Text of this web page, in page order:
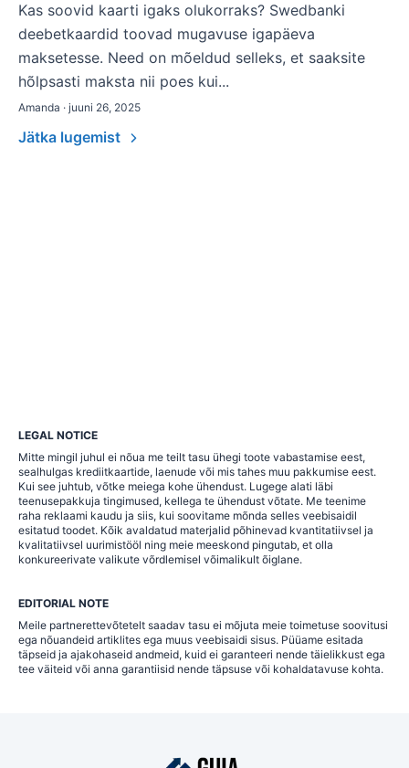
Kas soovid kaarti igaks olukorraks? Swedbanki
deebetkaardid toovad mugavuse igapäeva
maksetesse. Need on mõeldud selleks, et saaksite
hõlpsasti maksta nii poes kui...
Amanda · juuni 26, 2025
Jätka lugemist
LEGAL NOTICE
Mitte mingil juhul ei nõua me teilt tasu ühegi toote vabastamise eest,
sealhulgas krediitkaartide, laenude või mis tahes muu pakkumise eest.
Kui see juhtub, võtke meiega kohe ühendust. Lugege alati läbi
teenusepakkuja tingimused, kellega te ühendust võtate. Me teenime
raha reklaami kaudu ja siis, kui soovitame mõnda selles veebisaidil
esitatud toodet. Kõik avaldatud materjalid põhinevad kvantitatiivsel ja
kvalitatiivsel uurimistööl ning meie meeskond pingutab, et olla
konkureerivate valikute võrdlemisel võimalikult õiglane.
EDITORIAL NOTE
Meile partnerettevõtetelt saadav tasu ei mõjuta meie toimetuse soovitusi
ega nõuandeid artiklites ega muus veebisaidi sisus. Püüame esitada
täpseid ja ajakohaseid andmeid, kuid ei garanteeri nende täielikkust ega
tee väiteid või anna garantiisid nende täpsuse või kohaldatavuse kohta.